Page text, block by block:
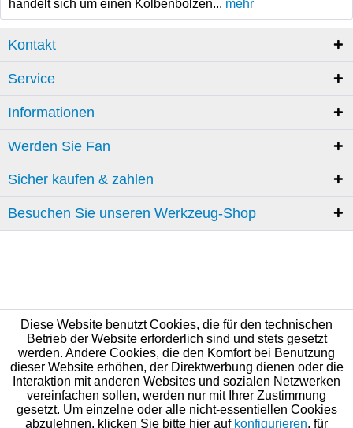
handelt sich um einen Kolbenbolzen... mehr
Kontakt
Service
Informationen
Werden Sie Fan
Sicher kaufen & zahlen
Besuchen Sie unseren Werkzeug-Shop
Diese Website benutzt Cookies, die für den technischen
Betrieb der Website erforderlich sind und stets gesetzt
werden. Andere Cookies, die den Komfort bei Benutzung
dieser Website erhöhen, der Direktwerbung dienen oder die
Interaktion mit anderen Websites und sozialen Netzwerken
vereinfachen sollen, werden nur mit Ihrer Zustimmung
gesetzt. Um einzelne oder alle nicht-essentiellen Cookies
abzulehnen, klicken Sie bitte hier auf konfigurieren, für